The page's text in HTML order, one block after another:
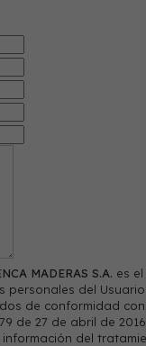
MADERAS S.A. es
del
de conformidad
de 27 de abril de
del